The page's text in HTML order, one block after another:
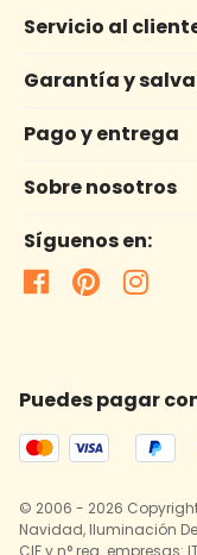
Servicio al
Garantía y
Pago y entrega
Sobre nosotros
Síguenos en:
Puedes pagar
© 2006 - 2026 Copyright
Navidad, Iluminación